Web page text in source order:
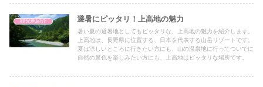
観光地紹介 避暑にピッタリ！上高地の魅力
暑い夏の避暑地としてもピッタリな、上高地の魅力を紹介します。
上高地は、長野県に位置する、日本を代表する山岳リゾートです。
夏は涼しいところに行きたい方にも、山の温泉地に行ってついでに
自然の景色を楽しみたい方にも、上高地はピッタリな場所です。